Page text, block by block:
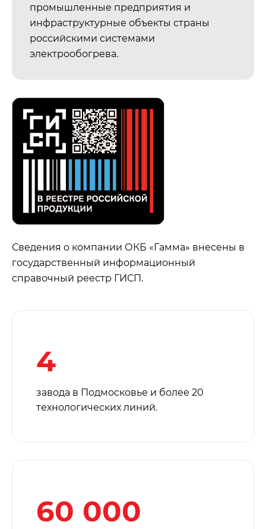
промышленные предприятия и
инфраструктурные объекты страны
российскими системами
электрообогрева.
Сведения о компании ОКБ «Гамма» внесены в
государственный информационный
справочный реестр ГИСП.
4
завода в Подмосковье и более 20
технологических линий.
60 000